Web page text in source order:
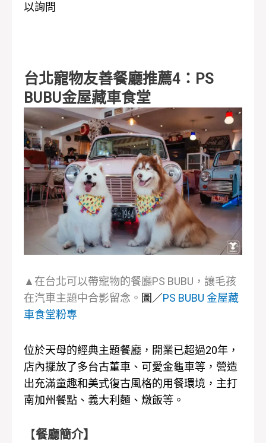
以詢問
台北寵物友善餐廳推薦4：PS
BUBU金屋藏車食堂
▲在台北可以帶寵物的餐廳PS BUBU，讓毛孩
在汽車主題中合影留念。 圖／PS BUBU 金屋藏
車食堂粉專
位於天母的經典主題餐廳，開業已超過20年，
店內擺放了多台古董車、可愛金龜車等，營造
出充滿童趣和美式復古風格的用餐環境，主打
南加州餐點、義大利麵、燉飯等。
【餐廳簡介】